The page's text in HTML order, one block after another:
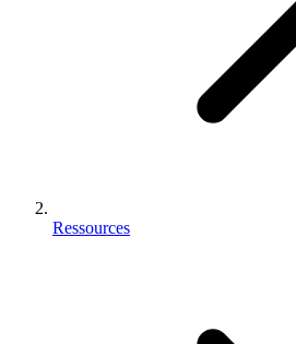
Ressources